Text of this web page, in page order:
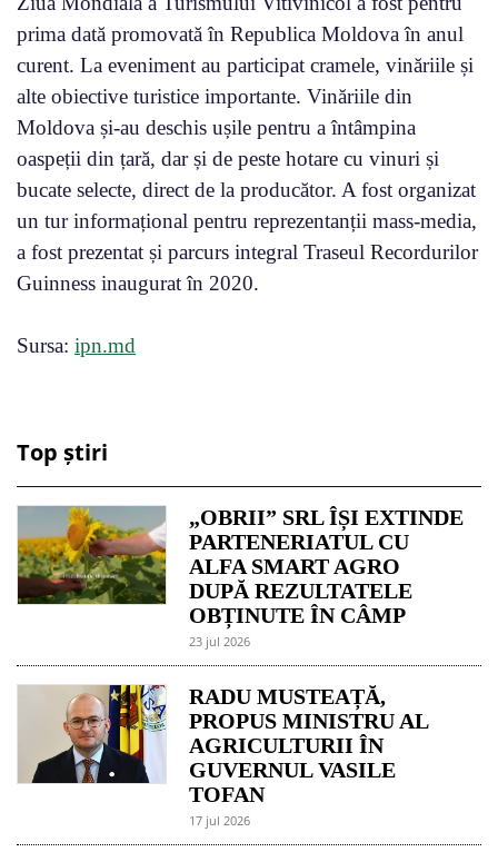
prima dată promovată în Republica Moldova în anul
curent. La eveniment au participat cramele, vinăriile și
alte obiective turistice importante. Vinăriile din
Moldova și-au deschis ușile pentru a întâmpina
oaspeții din țară, dar și de peste hotare cu vinuri și
bucate selecte, direct de la producător. A fost organizat
un tur informațional pentru reprezentanții mass-media,
a fost prezentat și parcurs integral Traseul Recordurilor
Guinness inaugurat în 2020.
Sursa: ipn.md
Top știri
„OBRII” SRL ÎȘI EXTINDE
PARTENERIATUL CU
ALFA SMART AGRO
DUPĂ REZULTATELE
OBȚINUTE ÎN CÂMP
23 jul 2026
RADU MUSTEAȚĂ,
PROPUS MINISTRU AL
AGRICULTURII ÎN
GUVERNUL VASILE
TOFAN
17 jul 2026